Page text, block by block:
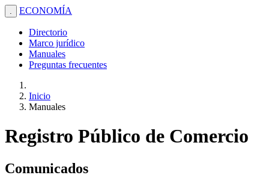
. ECONOMÍA
Directorio
Marco jurídico
Manuales
Preguntas frecuentes
Inicio
Manuales
Registro Público de Comercio
Comunicados